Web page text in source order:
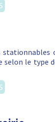
selon le